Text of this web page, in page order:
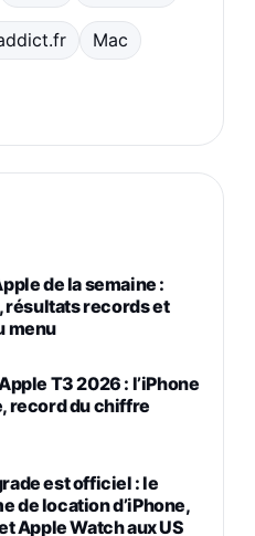
Mac
de la semaine :
résultats records et
menu
T3 2026 : l’iPhone
record du chiffre
est officiel : le
de location d’iPhone,
Apple Watch aux US